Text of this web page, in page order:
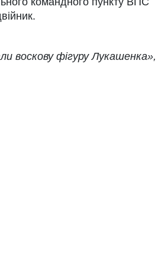
воскову фігуру Лукашенка»,